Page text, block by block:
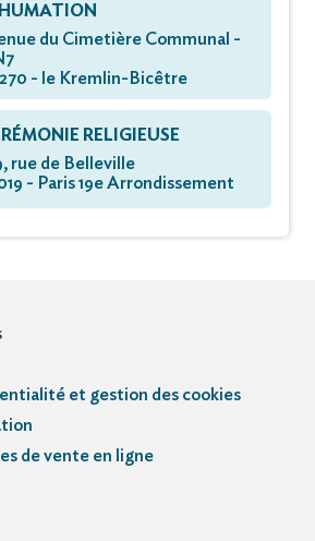
du Cimetière Communal -
- le Kremlin-Bicêtre
RELIGIEUSE
rue de Belleville
- Paris 19e Arrondissement
et gestion des cookies
de vente en ligne